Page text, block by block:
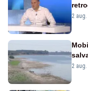
2 aug.
va
2 aug.